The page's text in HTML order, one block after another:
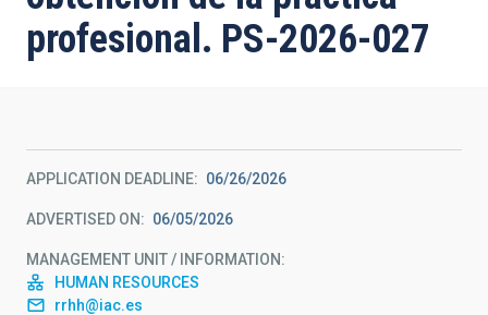
profesional. PS-2026-027
APPLICATION DEADLINE 06/26/2026
ADVERTISED ON 06/05/2026
MANAGEMENT UNIT / INFORMATION
HUMAN RESOURCES
rrhh@iac.es